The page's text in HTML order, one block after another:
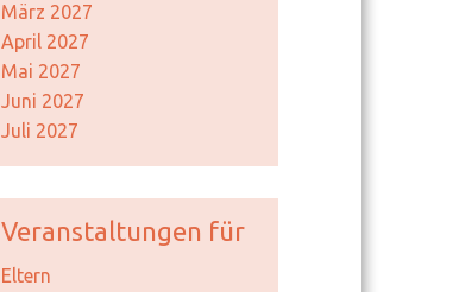
März 2027
April 2027
Mai 2027
Juni 2027
Juli 2027
Veranstaltungen für
Eltern